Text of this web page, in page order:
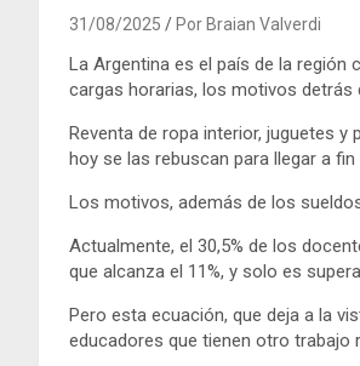
31/08/2025 Por Braian Valverdi
La Argentina es el país de la
cargas horarias, los motivos detrás
Reventa de ropa interior, juguetes
hoy se las rebuscan para llegar a
Los motivos, además de los
Actualmente, el 30,5% de los
que alcanza el 11%, y solo es
Pero esta ecuación, que deja a la
educadores que tienen otro trabajo